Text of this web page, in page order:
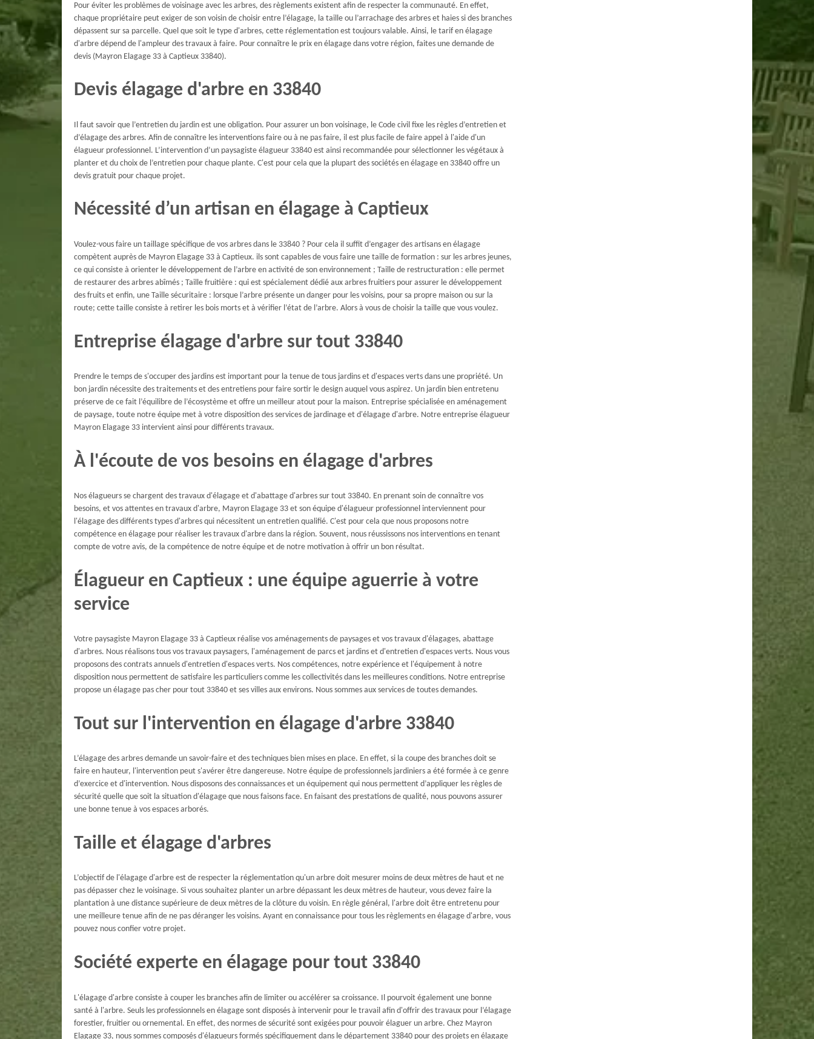
Pour éviter les problèmes de voisinage avec les arbres, des règlements existent afin de respecter la communauté. En effet,
chaque propriétaire peut exiger de son voisin de choisir entre l’élagage, la taille ou l’arrachage des arbres et haies si des branches
dépassent sur sa parcelle. Quel que soit le type d'arbres, cette réglementation est toujours valable. Ainsi, le tarif en élagage
d'arbre dépend de l'ampleur des travaux à faire. Pour connaître le prix en élagage dans votre région, faites une demande de
devis (Mayron Elagage 33 à Captieux 33840).
Devis élagage d'arbre en 33840
Il faut savoir que l’entretien du jardin est une obligation. Pour assurer un bon voisinage, le Code civil fixe les règles d’entretien et
d’élagage des arbres. Afin de connaître les interventions faire ou à ne pas faire, il est plus facile de faire appel à l'aide d'un
élagueur professionnel. L’intervention d’un paysagiste élagueur 33840 est ainsi recommandée pour sélectionner les végétaux à
planter et du choix de l’entretien pour chaque plante. C'est pour cela que la plupart des sociétés en élagage en 33840 offre un
devis gratuit pour chaque projet.
Nécessité d’un artisan en élagage à Captieux
Voulez-vous faire un taillage spécifique de vos arbres dans le 33840 ? Pour cela il suffit d’engager des artisans en élagage
compètent auprès de Mayron Elagage 33 à Captieux. ils sont capables de vous faire une taille de formation : sur les arbres jeunes,
ce qui consiste à orienter le développement de l’arbre en activité de son environnement ; Taille de restructuration : elle permet
de restaurer des arbres abîmés ; Taille fruitière : qui est spécialement dédié aux arbres fruitiers pour assurer le développement
des fruits et enfin, une Taille sécuritaire : lorsque l’arbre présente un danger pour les voisins, pour sa propre maison ou sur la
route; cette taille consiste à retirer les bois morts et à vérifier l’état de l’arbre. Alors à vous de choisir la taille que vous voulez.
Entreprise élagage d'arbre sur tout 33840
Prendre le temps de s'occuper des jardins est important pour la tenue de tous jardins et d'espaces verts dans une propriété. Un
bon jardin nécessite des traitements et des entretiens pour faire sortir le design auquel vous aspirez. Un jardin bien entretenu
préserve de ce fait l’équilibre de l’écosystème et offre un meilleur atout pour la maison. Entreprise spécialisée en aménagement
de paysage, toute notre équipe met à votre disposition des services de jardinage et d'élagage d'arbre. Notre entreprise élagueur
Mayron Elagage 33 intervient ainsi pour différents travaux.
À l'écoute de vos besoins en élagage d'arbres
Nos élagueurs se chargent des travaux d'élagage et d'abattage d'arbres sur tout 33840. En prenant soin de connaître vos
besoins, et vos attentes en travaux d'arbre, Mayron Elagage 33 et son équipe d'élagueur professionnel interviennent pour
l'élagage des différents types d'arbres qui nécessitent un entretien qualifié. C'est pour cela que nous proposons notre
compétence en élagage pour réaliser les travaux d'arbre dans la région. Souvent, nous réussissons nos interventions en tenant
compte de votre avis, de la compétence de notre équipe et de notre motivation à offrir un bon résultat.
Élagueur en Captieux : une équipe aguerrie à votre
service
Votre paysagiste Mayron Elagage 33 à Captieux réalise vos aménagements de paysages et vos travaux d'élagages, abattage
d'arbres. Nous réalisons tous vos travaux paysagers, l'aménagement de parcs et jardins et d'entretien d'espaces verts. Nous vous
proposons des contrats annuels d'entretien d'espaces verts. Nos compétences, notre expérience et l'équipement à notre
disposition nous permettent de satisfaire les particuliers comme les collectivités dans les meilleures conditions. Notre entreprise
propose un élagage pas cher pour tout 33840 et ses villes aux environs. Nous sommes aux services de toutes demandes.
Tout sur l'intervention en élagage d'arbre 33840
L’élagage des arbres demande un savoir-faire et des techniques bien mises en place. En effet, si la coupe des branches doit se
faire en hauteur, l'intervention peut s'avérer être dangereuse. Notre équipe de professionnels jardiniers a été formée à ce genre
d’exercice et d'intervention. Nous disposons des connaissances et un équipement qui nous permettent d’appliquer les règles de
sécurité quelle que soit la situation d'élagage que nous faisons face. En faisant des prestations de qualité, nous pouvons assurer
une bonne tenue à vos espaces arborés.
Taille et élagage d'arbres
L’objectif de l'élagage d'arbre est de respecter la réglementation qu'un arbre doit mesurer moins de deux mètres de haut et ne
pas dépasser chez le voisinage. Si vous souhaitez planter un arbre dépassant les deux mètres de hauteur, vous devez faire la
plantation à une distance supérieure de deux mètres de la clôture du voisin. En règle général, l'arbre doit être entretenu pour
une meilleure tenue afin de ne pas déranger les voisins. Ayant en connaissance pour tous les règlements en élagage d'arbre, vous
pouvez nous confier votre projet.
Société experte en élagage pour tout 33840
L'élagage d'arbre consiste à couper les branches afin de limiter ou accélérer sa croissance. Il pourvoit également une bonne
santé à l'arbre. Seuls les professionnels en élagage sont disposés à intervenir pour le travail afin d'offrir des travaux pour l’élagage
forestier, fruitier ou ornemental. En effet, des normes de sécurité sont exigées pour pouvoir élaguer un arbre. Chez Mayron
Elagage 33, nous sommes composés d'élagueurs formés spécifiquement dans le département 33840 pour des projets en élagage